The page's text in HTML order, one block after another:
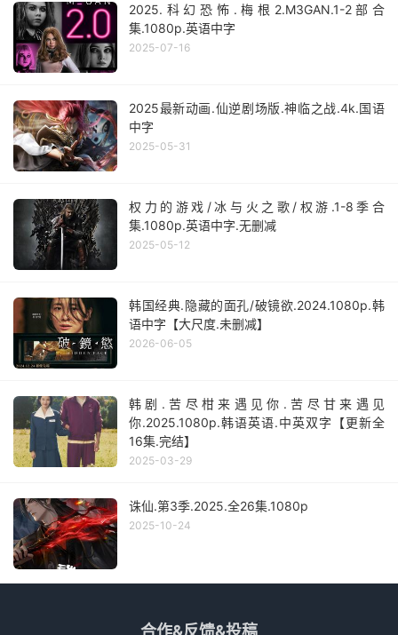
2025.科幻恐怖.梅根2.M3GAN.1-2部合
集.1080p.英语中字
2025-07-16
2025最新动画.仙逆剧场版.神临之战.4k.国语
中字
2025-05-31
权力的游戏/冰与火之歌/权游.1-8季合
集.1080p.英语中字.无删减
2025-05-12
韩国经典.隐藏的面孔/破镜欲.2024.1080p.韩
语中字【大尺度.未删减】
2026-06-05
韩剧.苦尽柑来遇见你.苦尽甘来遇见
你.2025.1080p.韩语英语.中英双字【更新全
16集.完结】
2025-03-29
诛仙.第3季.2025.全26集.1080p
2025-10-24
合作&反馈&投稿